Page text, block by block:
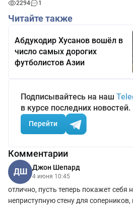
2294 1
Читайте также
Абдукодир Хусанов вошёл в
число самых дорогих
футболистов Азии
Подписывайтесь на наш
в курсе последних новостей.
Перейти
Комментарии
ДШ Джон Шепард
4 июня 10:45
отлично, пусть теперь покажет себя
неприступную стену для